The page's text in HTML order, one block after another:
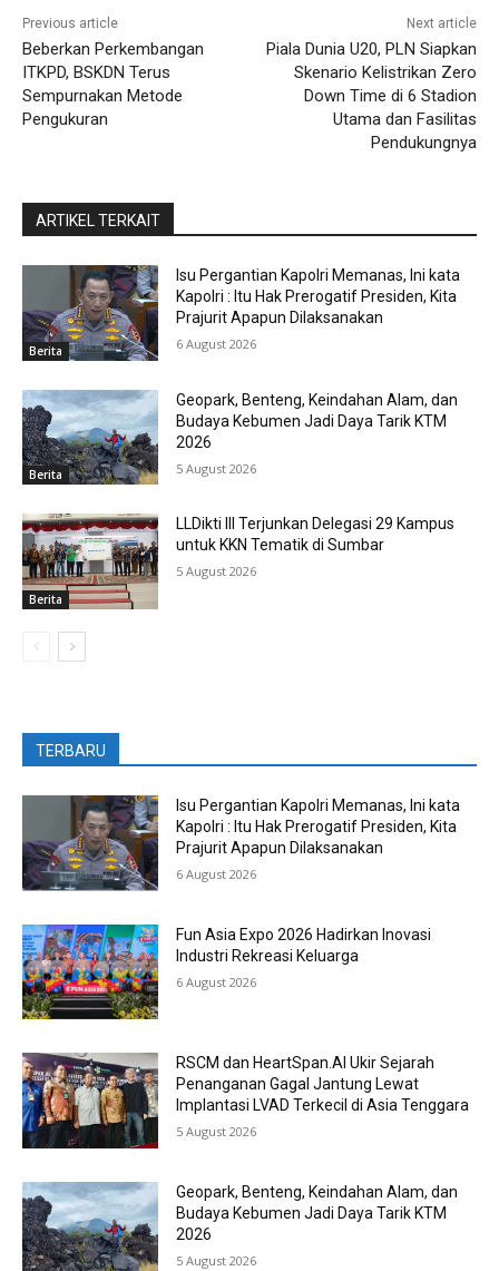
Previous article
Beberkan Perkembangan
ITKPD, BSKDN Terus
Sempurnakan Metode
Pengukuran
Next article
Piala Dunia U20, PLN Siapkan
Skenario Kelistrikan Zero
Down Time di 6 Stadion
Utama dan Fasilitas
Pendukungnya
ARTIKEL TERKAIT
Berita
Isu Pergantian Kapolri Memanas, Ini kata
Kapolri : Itu Hak Prerogatif Presiden, Kita
Prajurit Apapun Dilaksanakan
6 August 2026
Berita
Geopark, Benteng, Keindahan Alam, dan
Budaya Kebumen Jadi Daya Tarik KTM
2026
5 August 2026
Berita
LLDikti III Terjunkan Delegasi 29 Kampus
untuk KKN Tematik di Sumbar
5 August 2026
TERBARU
Isu Pergantian Kapolri Memanas, Ini kata
Kapolri : Itu Hak Prerogatif Presiden, Kita
Prajurit Apapun Dilaksanakan
6 August 2026
Fun Asia Expo 2026 Hadirkan Inovasi
Industri Rekreasi Keluarga
6 August 2026
RSCM dan HeartSpan.AI Ukir Sejarah
Penanganan Gagal Jantung Lewat
Implantasi LVAD Terkecil di Asia Tenggara
5 August 2026
Geopark, Benteng, Keindahan Alam, dan
Budaya Kebumen Jadi Daya Tarik KTM
2026
5 August 2026